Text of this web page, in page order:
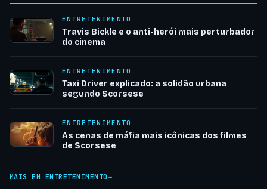
ENTRETENIMENTO
Travis Bickle e o anti-herói mais perturbador
do cinema
ENTRETENIMENTO
Taxi Driver explicado: a solidão urbana
segundo Scorsese
ENTRETENIMENTO
As cenas de máfia mais icônicas dos filmes
de Scorsese
MAIS EM ENTRETENIMENTO